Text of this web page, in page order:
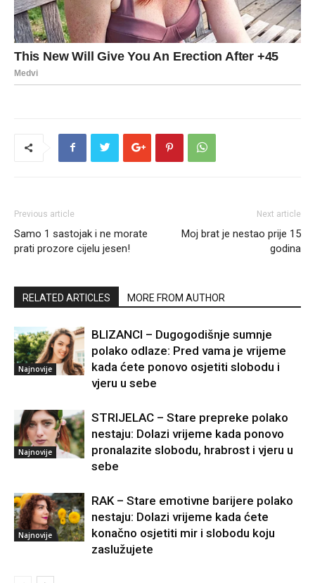
Previous article
Samo 1 sastojak i ne morate
prati prozore cijelu jesen!
Next article
Moj brat je nestao prije 15
godina
RELATED ARTICLES MORE FROM AUTHOR
Najnovije
BLIZANCI – Dugogodišnje sumnje
polako odlaze: Pred vama je vrijeme
kada ćete ponovo osjetiti slobodu i
vjeru u sebe
Najnovije
STRIJELAC – Stare prepreke polako
nestaju: Dolazi vrijeme kada ponovo
pronalazite slobodu, hrabrost i vjeru u
sebe
Najnovije
RAK – Stare emotivne barijere polako
nestaju: Dolazi vrijeme kada ćete
konačno osjetiti mir i slobodu koju
zaslužujete